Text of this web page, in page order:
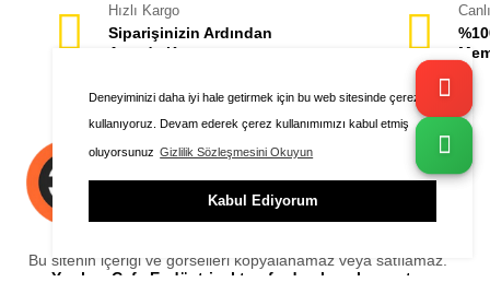
Deneyiminizi daha iyi hale getirmek için bu web sitesinde çerezleri
kullanıyoruz. Devam ederek çerez kullanımımızı kabul etmiş
oluyorsunuz Gizlilik Sözleşmesini Okuyun
Kabul Ediyorum
Hızlı Kargo
Siparişinizin Ardından
Anında Kargo
Bu sitenin içeriği ve görselleri kopyalanamaz veya satılamaz.
Yazılımı Cafe Endüstriyel tarafından hazırlanmıştır.